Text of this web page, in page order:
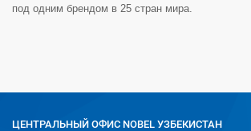
под одним брендом в 25 стран мира.
ЦЕНТРАЛЬНЫЙ ОФИС NOBEL УЗБЕКИСТАН